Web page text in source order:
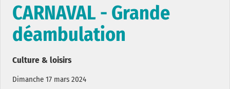
CARNAVAL - Grande
déambulation
Culture & loisirs
Dimanche 17 mars 2024